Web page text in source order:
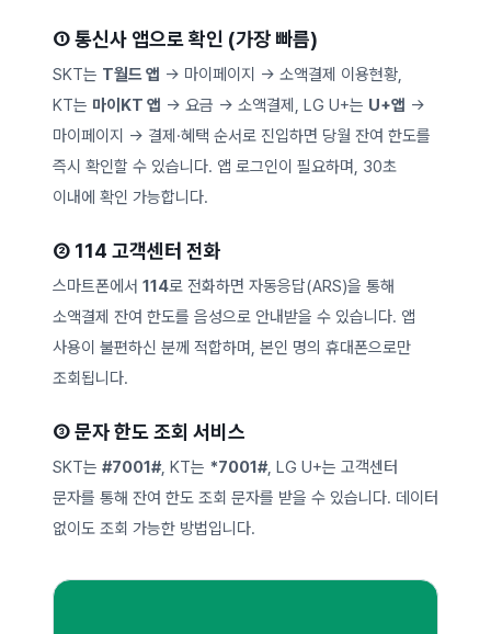
① 통신사 앱으로 확인 (가장 빠름)
SKT는 T월드 앱 → 마이페이지 → 소액결제 이용현황,
KT는 마이KT 앱 → 요금 → 소액결제, LG U+는 U+앱 →
마이페이지 → 결제·혜택 순서로 진입하면 당월 잔여 한도를
즉시 확인할 수 있습니다. 앱 로그인이 필요하며, 30초
이내에 확인 가능합니다.
② 114 고객센터 전화
스마트폰에서 114로 전화하면 자동응답(ARS)을 통해
소액결제 잔여 한도를 음성으로 안내받을 수 있습니다. 앱
사용이 불편하신 분께 적합하며, 본인 명의 휴대폰으로만
조회됩니다.
③ 문자 한도 조회 서비스
SKT는 #7001#, KT는 *7001#, LG U+는 고객센터
문자를 통해 잔여 한도 조회 문자를 받을 수 있습니다. 데이터
없이도 조회 가능한 방법입니다.